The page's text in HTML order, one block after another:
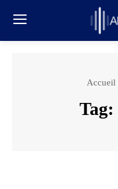
Accueil
Tag: